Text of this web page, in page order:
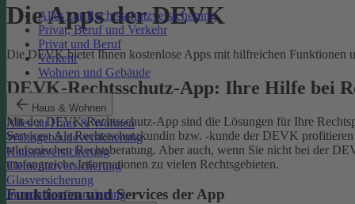
Alles zur Rechtsschutzversicherung
Privat, Beruf und Verkehr
Privat und Beruf
Verkehr
Wohnen und Gebäude
Haus & Wohnen
Alles zu Haus & Wohnen
Wohngebäudeversicherung
Hausratversicherung
Elementarversicherung
Glasversicherung
Immobilienfinanzierung
Die Apps der DEVK
Die DEVK bietet Ihnen kostenlose Apps mit hilfreichen Funktionen
DEVK-Rechtsschutz-App: Ihre Hilfe bei
Mit der DEVK-Rechtsschutz-App sind die Lösungen für Ihre
Services. Als Rechtsschutzkundin bzw. -kunde der DEVK
telefonischen Rechtsberatung. Aber auch, wenn Sie nicht bei der
umfangreiche Informationen zu vielen Rechtsgebieten.
Funktionen und Services der App